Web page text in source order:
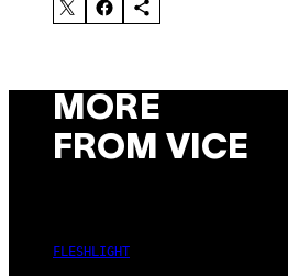
MORE
FROM VICE
FLESHLIGHT